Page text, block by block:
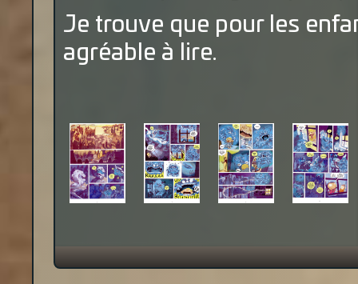
Je trouve que pour les
agréable à lire.